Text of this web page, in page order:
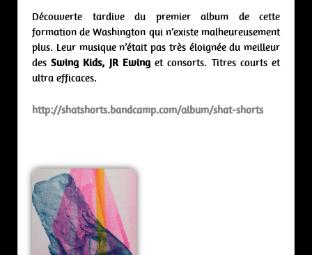
Découverte tardive du premier album de cette
formation de Washington qui n’existe malheureusement
plus. Leur musique n’était pas très éloignée du meilleur
desSwing Kids, JR Ewinget consorts. Titres courts et
ultra efficaces.
http://shatshorts.bandcamp.com/album/shat-shorts